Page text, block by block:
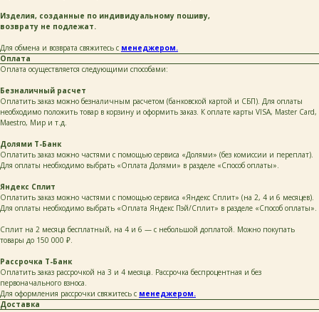
Изделия, созданные по индивидуальному пошиву,
возврату не подлежат.
Для обмена и возврата свяжитесь с менеджером.
Оплата
Оплата осуществляется следующими способами:
Безналичный расчет
Оплатить заказ можно безналичным расчетом (банковской картой и СБП). Для оплаты
необходимо положить товар в корзину и оформить заказ. К оплате карты VISA, Master Card,
Maestro, Мир и т.д.
Долями Т-Банк
Оплатить заказ можно частями с помощью сервиса «Долями» (без комиссии и переплат).
Для оплаты необходимо выбрать «Оплата Долями» в разделе «Способ оплаты».
Яндекс Сплит
Оплатить заказ можно частями с помощью сервиса «Яндекс Сплит» (на 2, 4 и 6 месяцев).
Для оплаты необходимо выбрать «Оплата Яндекс Пэй/Сплит» в разделе «Способ оплаты».
Сплит на 2 месяца бесплатный, на 4 и 6 — с небольшой доплатой. Можно покупать
товары до 150 000 ₽.
Рассрочка Т-Банк
Оплатить заказ рассрочкой на 3 и 4 месяца. Рассрочка беспроцентная и без
первоначального взноса.
Для оформления рассрочки свяжитесь с менеджером.
Доставка
г. Красноярск,
+ 7 923 345 01 70
xvoy.gesh@gmail.com
Магазин работает
в режиме предварительной записи.
Просто напишите нам в чат
+7
написать
Нажимая на кнопку «Написать», я даю согласие
на обработку персональных данных и соглашаюсь
с её положением